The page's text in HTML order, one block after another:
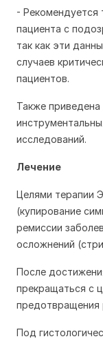
- Рекомендуется
пациента с
так как эти
случаев
пациентов.
Также
исследований.
Лечение
Целями терапии
(купирование
ремиссии
осложнений
После
прекращаться с
предотвращения
Под